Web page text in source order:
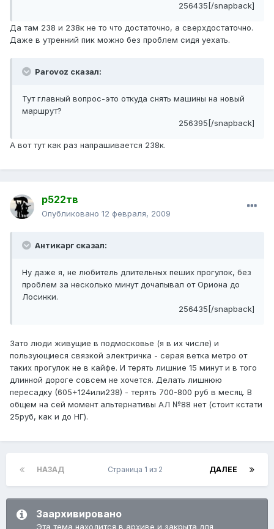
256435[/snapback]
Да там 238 и 238к не то что достаточно, а сверхдостаточно.
Даже в утренний пик можно без проблем сидя уехать.
Parovoz сказал:
Тут главный вопрос-это откуда снять машины на новый
маршрут?
256395[/snapback]
А вот тут как раз напрашивается 238к.
р522тв
Опубликовано 12 февраля, 2009
Антикарг сказал:
Ну даже я, не любитель длительных пеших прогулок, без
проблем за несколько минут дочапывал от Ориона до
Лосинки.
256435[/snapback]
Зато люди живущие в подмосковье (я в их числе) и
пользующиеся связкой электричка - серая ветка метро от
таких прогулок не в кайфе. И терять лишние 15 минут и в того
длинной дороге совсем не хочется. Делать лишнюю
пересадку (605+124или238) - терять 700-800 руб в месяц. В
общем на сей момент альтернативы АЛ №88 нет (стоит кстати
25руб, как и до НГ).
НАЗАД ДАЛЕЕ
Страница 1 из 2
Заархивировано
Эта тема находится в архиве и закрыта для